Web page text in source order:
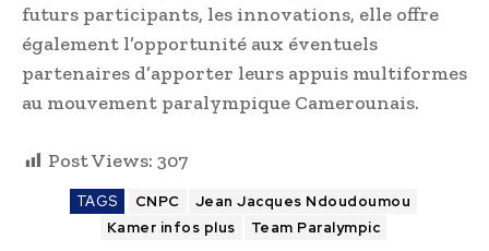
futurs participants, les innovations, elle offre
également l’opportunité aux éventuels
partenaires d’apporter leurs appuis multiformes
au mouvement paralympique Camerounais.
Post Views: 307
TAGS CNPC
Jean Jacques Ndoudoumou
Kamer infos plus
Team Paralympic